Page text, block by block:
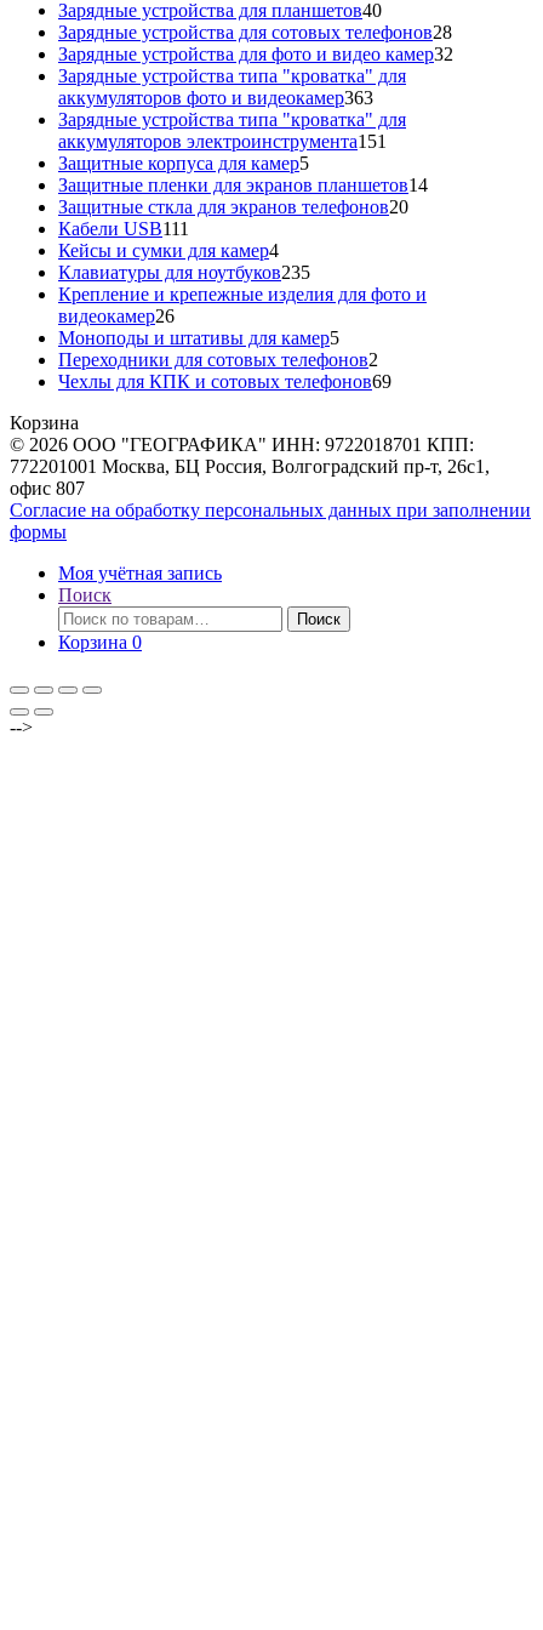
Зарядные устройства для планшетов4040
товаров
Зарядные устройства для сотовых телефонов2828
товаров
Зарядные устройства для фото и видео камер32
Зарядные устройства типа "кроватка" для
аккумуляторов фото и видеокамер363363
товара
Зарядные устройства типа "кроватка" для
аккумуляторов электроинструмента151
Защитные корпуса для камер55
товаров
Защитные пленки для экранов планшетов1414
Защитные сткла для экранов телефонов2020
Кабели USB111
товаров
Кейсы и сумки для камер44
товара
Клавиатуры для ноутбуков235235
товаров
Крепление и крепежные изделия для фото и
видеокамер2626
товаров
Моноподы и штативы для камер55
товаров
Переходники для сотовых телефонов2
товара
Чехлы для КПК и сотовых телефонов6969
Корзина
© 2026 ООО "ГЕОГРАФИКА" ИНН: 9722018701 КПП:
772201001 Москва, БЦ Россия, Волгоградский пр-т, 26с1,
офис 807
Согласие на обработку персональных данных при заполнении
формы
Моя учётная запись
Поиск
Искать:
Поиск
Корзина 0
-->